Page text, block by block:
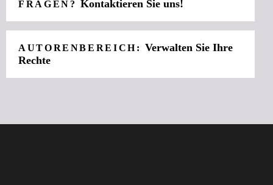
FRAGEN?Kontaktieren Sie uns!
AUTORENBEREICH:Verwalten Sie Ihre
Rechte